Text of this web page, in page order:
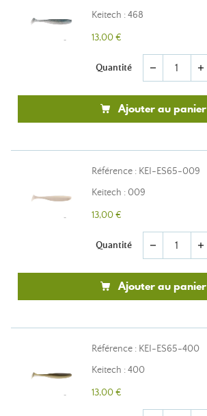
Keitech : 468
13,00 €
Quantité remove add
Ajouter au panier
Référence : KEI-ES65-009
Keitech : 009
13,00 €
Quantité remove add
Ajouter au panier
Référence : KEI-ES65-400
Keitech : 400
13,00 €